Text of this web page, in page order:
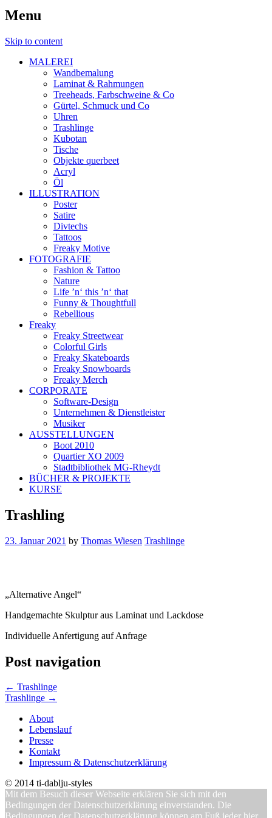
Menu
Skip to content
MALEREI
Wandbemalung
Laminat & Rahmungen
Treeheads, Farbschweine & Co
Gürtel, Schmuck und Co
Uhren
Trashlinge
Kubotan
Tische
Objekte querbeet
Acryl
Öl
ILLUSTRATION
Poster
Satire
Divtechs
Tattoos
Freaky Motive
FOTOGRAFIE
Fashion & Tattoo
Nature
Life ’n‘ this ’n‘ that
Funny & Thoughtfull
Rebellious
Freaky
Freaky Streetwear
Colorful Girls
Freaky Skateboards
Freaky Snowboards
Freaky Merch
CORPORATE
Software-Design
Unternehmen & Dienstleister
Musiker
AUSSTELLUNGEN
Boot 2010
Quartier XO 2009
Stadtbibliothek MG-Rheydt
BÜCHER & PROJEKTE
KURSE
Trashling
23. Januar 2021 by Thomas Wiesen Trashlinge
„Alternative Angel“
Handgemachte Skulptur aus Laminat und Lackdose
Individuelle Anfertigung auf Anfrage
Post navigation
← Trashlinge
Trashlinge →
About
Lebenslauf
Presse
Kontakt
Impressum & Datenschutzerklärung
© 2014 ti-dablju-styles
Mit dem Besuch dieser Webseite erklären Sie sich mit den
Bedingungen der Datenschutzerklärung einverstanden. Die